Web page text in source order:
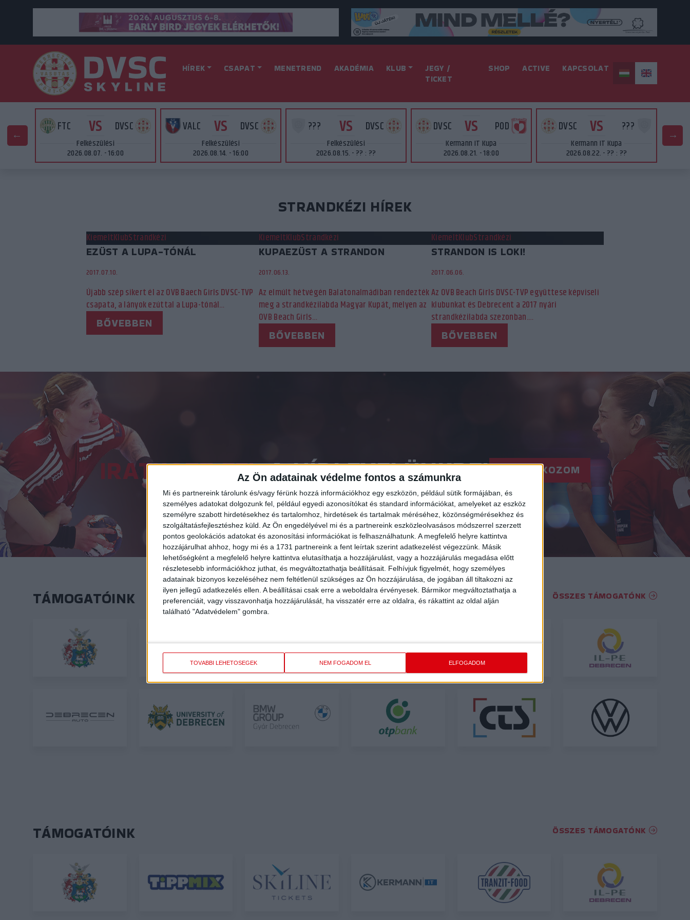
Az Ön adatainak védelme fontos a számunkra
Mi és partnereink tárolunk és/vagy férünk hozzá információkhoz egy eszközön, például sütik formájában, és
személyes adatokat dolgozunk fel, például egyedi azonosítókat és standard információkat, amelyeket az eszköz
személyre szabott hirdetésekhez és tartalomhoz, hirdetések és tartalmak méréséhez, közönségmérésekhez és
szolgáltatásfejlesztéshez küld. Az Ön engedélyével mi és a partnereink eszközleolvasásos módszerrel szerzett
pontos geolokációs adatokat és azonosítási információkat is felhasználhatunk. A megfelelő helyre kattintva
hozzájárulhat ahhoz, hogy mi és a 1731 partnereink a fent leírtak szerint adatkezelést végezzünk. Másik
lehetőségként a megfelelő helyre kattintva elutasíthatja a hozzájárulást, vagy a hozzájárulás megadása előtt
részletesebb információkhoz juthat, és megváltoztathatja beállításait. Felhívjuk figyelmét, hogy személyes
adatainak bizonyos kezeléséhez nem feltétlenül szükséges az Ön hozzájárulása, de jogában áll tiltakozni az
ilyen jellegű adatkezelés ellen. A beállításai csak erre a weboldalra érvényesek. Bármikor megváltoztathatja a
preferenciáit, vagy visszavonhatja hozzájárulását, ha visszatér erre az oldalra, és rákattint az oldal alján
található "Adatvédelem" gombra.
TOVÁBBI LEHETŐSÉGEK NEM FOGADOM EL ELFOGADOM
HÍREK CSAPAT MENETREND AKADÉMIA KLUB
JEGY /
TICKET
SHOP ACTIVE KAPCSOLAT
FTC VS DVSC
Felkészülési
2026.08.07. - 16:00
VALC VS DVSC
Felkészülési
2026.08.14. - 16:00
??? VS DVSC
Felkészülési
2026.08.15. - ?? : ??
DVSC VS POD
Kermann IT Kupa
2026.08.21. - 18:00
DVSC VS ???
Kermann IT Kupa
2026.08.22. - ?? : ??
STRANDKÉZI HÍREK
KiemeltKlubStrandkézi
EZÜST A LUPA-TÓNÁL
2017.07.10.
Újabb szép sikert él az OVB Baech Girls DVSC-TVP
csapata, a lányok ezúttal a Lupa-tónál…
BŐVEBBEN
KiemeltKlubStrandkézi
KUPAEZÜST A STRANDON
2017.06.13.
Az elmúlt hétvégén Balatonalmádiban rendezték
meg a strandkézilabda Magyar Kupát, melyen az
OVB Beach Girls…
BŐVEBBEN
KiemeltKlubStrandkézi
STRANDON IS LOKI!
2017.06.06.
Az OVB Beach Girls DVSC-TVP együttese képviseli
klubunkat és Debrecent a 2017 nyári
strandkézilabda szezonban.…
BŐVEBBEN
IRATKOZZ FELA HÍRLEVELÜNKRE! FELIRATKOZOM
TÁMOGATÓINK ÖSSZES TÁMOGATÓNK
TÁMOGATÓINK ÖSSZES TÁMOGATÓNK